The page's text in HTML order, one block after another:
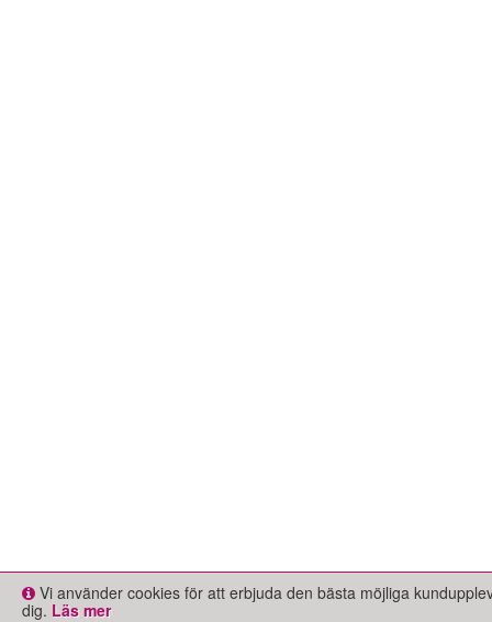
Vi använder cookies för att erbjuda den bästa möjliga
dig. Läs mer